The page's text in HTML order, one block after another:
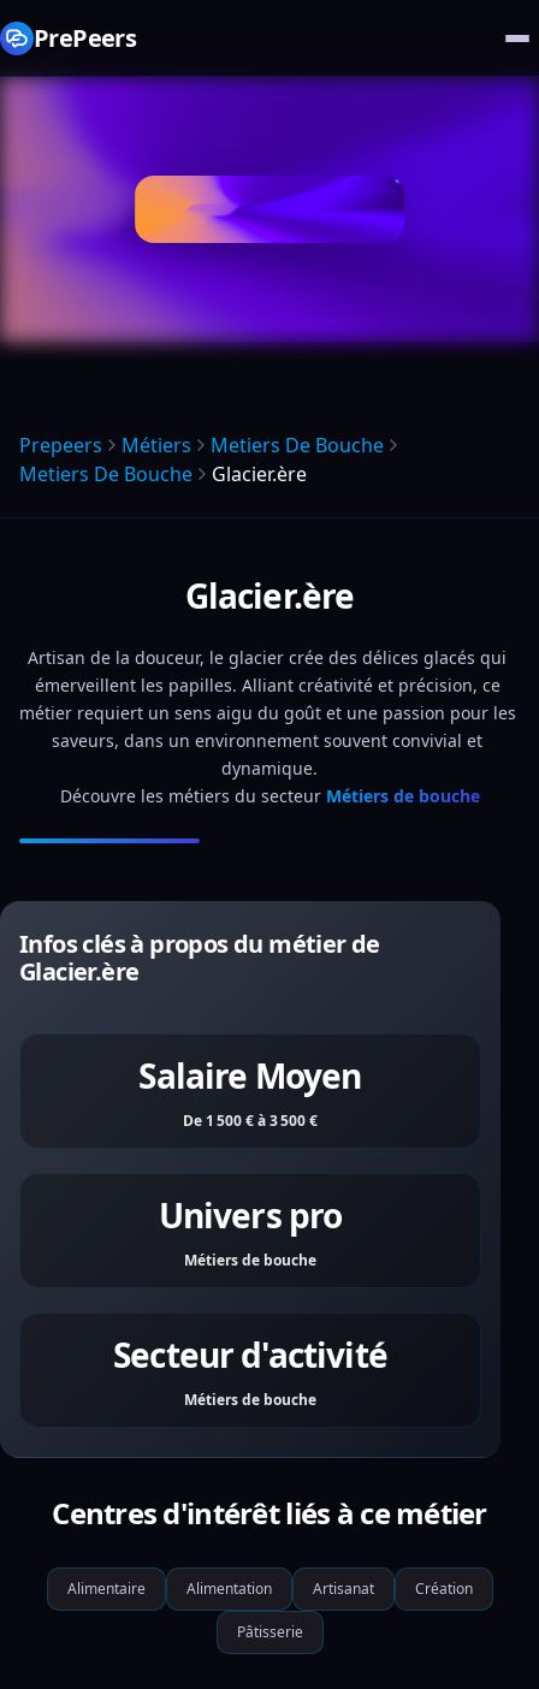
PrePeers
Prepeers Métiers
Metiers De Bouche
Metiers De Bouche
Glacier.ère
Glacier.ère
Artisan de la douceur, le glacier crée des délices glacés qui
émerveillent les papilles. Alliant créativité et précision, ce
métier requiert un sens aigu du goût et une passion pour les
saveurs, dans un environnement souvent convivial et
dynamique.
Découvre les métiers du secteur Métiers de bouche
Infos clés à propos du métier de
Glacier.ère
Salaire Moyen
De 1 500 € à 3 500 €
Univers pro
Métiers de bouche
Secteur d'activité
Métiers de bouche
Centres d'intérêt liés à ce métier
Alimentaire Alimentation Artisanat Création
Pâtisserie